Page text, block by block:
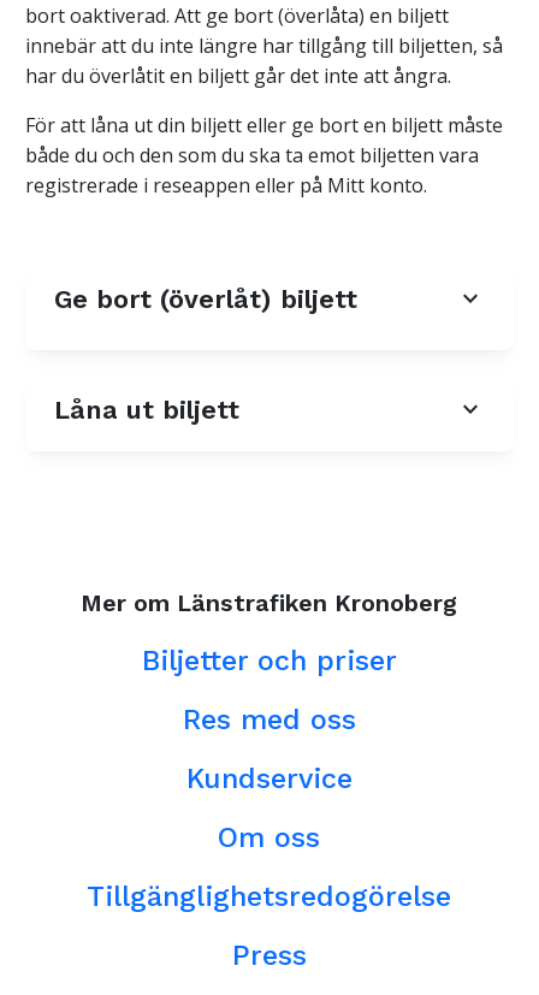
bort oaktiverad. Att ge bort (överlåta) en biljett
innebär att du inte längre har tillgång till biljetten, så
har du överlåtit en biljett går det inte att ångra.
För att låna ut din biljett eller ge bort en biljett måste
både du och den som du ska ta emot biljetten vara
registrerade i reseappen eller på Mitt konto.
Ge bort (överlåt) biljett expand_more
Låna ut biljett expand_more
Mer om Länstrafiken Kronoberg
Biljetter och priser
Res med oss
Kundservice
Om oss
Tillgänglighetsredogörelse
Press